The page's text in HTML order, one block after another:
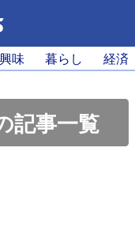
味 暮らし 経済
記事一覧